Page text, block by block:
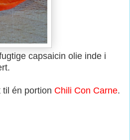
capsaicin olie inde i
til én portion Chili Con Carne.